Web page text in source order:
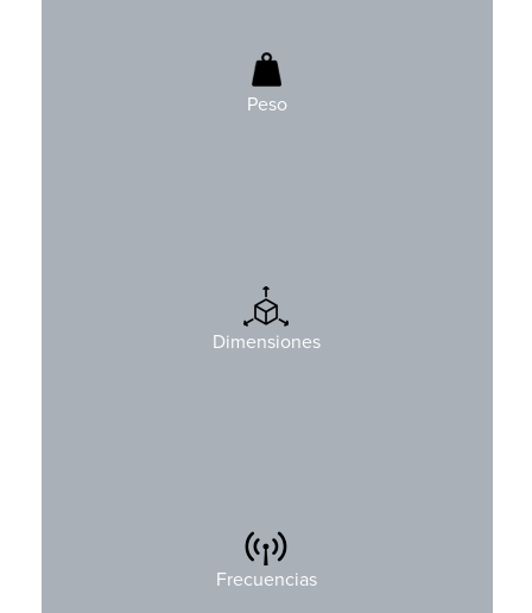
Peso
200 gr (0,4 lbs)
Baterias incluidas
Dimensiones
Altura: 123 mm (4,8″)
Ancho: 69 mm (2,7″)
Frecuencias
869 MHz
916 MHz